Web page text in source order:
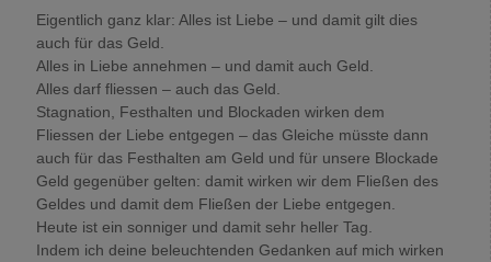
Eigentlich ganz klar: Alles ist Liebe – und damit gilt dies
auch für das Geld.
Alles in Liebe annehmen – und damit auch Geld.
Alles darf fliessen – auch das Geld.
Stagnation, Festhalten und Blockaden wirken dem
Fliessen der Liebe entgegen – das Gleiche müsste dann
auch für das Festhalten am Geld und für unsere Blockade
Geld gegenüber gelten: damit wirken wir dem Fließen des
Geldes und damit dem Fließen der Liebe entgegen.
Heute ist ein sonniger und damit sehr heller Tag.
Indem ich deine beleuchtenden Gedanken auf mich wirken